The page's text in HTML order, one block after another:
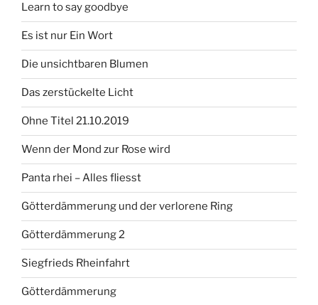
Learn to say goodbye
Es ist nur Ein Wort
Die unsichtbaren Blumen
Das zerstückelte Licht
Ohne Titel 21.10.2019
Wenn der Mond zur Rose wird
Panta rhei – Alles fliesst
Götterdämmerung und der verlorene Ring
Götterdämmerung 2
Siegfrieds Rheinfahrt
Götterdämmerung